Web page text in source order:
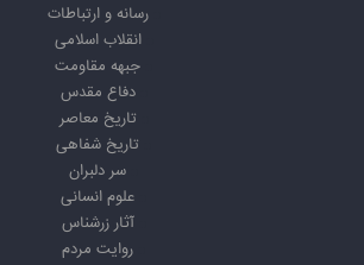
رسانه و ارتباطات
انقلاب اسلامی
جبهه مقاومت
دفاع مقدس
تاریخ معاصر
تاریخ شفاهی
سر دلبران
علوم انسانی
آثار زرشناس
روایت مردم